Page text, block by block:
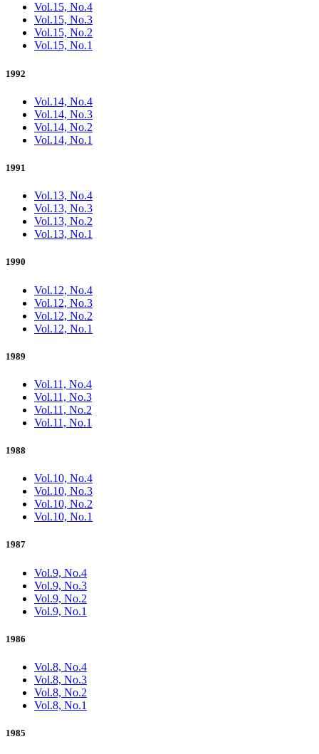
Vol.15, No.4
Vol.15, No.3
Vol.15, No.2
Vol.15, No.1
1992
Vol.14, No.4
Vol.14, No.3
Vol.14, No.2
Vol.14, No.1
1991
Vol.13, No.4
Vol.13, No.3
Vol.13, No.2
Vol.13, No.1
1990
Vol.12, No.4
Vol.12, No.3
Vol.12, No.2
Vol.12, No.1
1989
Vol.11, No.4
Vol.11, No.3
Vol.11, No.2
Vol.11, No.1
1988
Vol.10, No.4
Vol.10, No.3
Vol.10, No.2
Vol.10, No.1
1987
Vol.9, No.4
Vol.9, No.3
Vol.9, No.2
Vol.9, No.1
1986
Vol.8, No.4
Vol.8, No.3
Vol.8, No.2
Vol.8, No.1
1985